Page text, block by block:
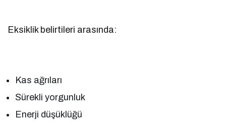
Eksiklik belirtileri arasında:
Kas ağrıları
Sürekli yorgunluk
Enerji düşüklüğü